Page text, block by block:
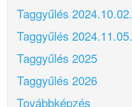
Taggyűlés 2024.10.02.
Taggyűlés 2024.11.05.
Taggyűlés 2025
Taggyűlés 2026
Továbbképzés